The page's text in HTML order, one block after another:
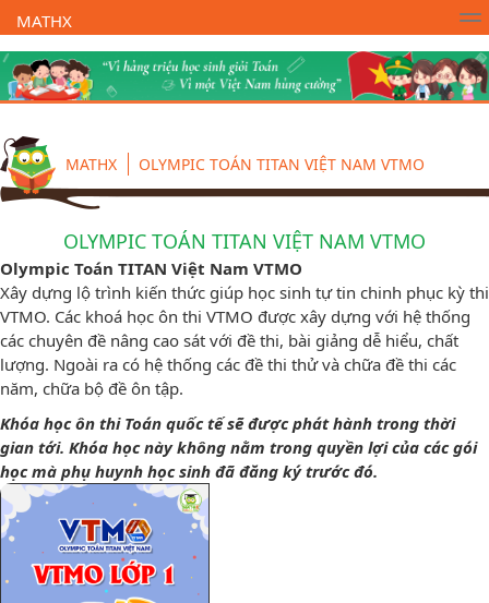
MATHX
Trường Toán Online MATHX Học toán - Lớp 1
MATHX OLYMPIC TOÁN TITAN VIỆT NAM VTMO
OLYMPIC TOÁN TITAN VIỆT NAM VTMO
Olympic Toán TITAN Việt Nam VTMO
Xây dựng lộ trình kiến thức giúp học sinh tự tin chinh phục kỳ thi
VTMO. Các khoá học ôn thi VTMO được xây dựng với hệ thống
các chuyên đề nâng cao sát với đề thi, bài giảng dễ hiểu, chất
lượng. Ngoài ra có hệ thống các đề thi thử và chữa đề thi các
năm, chữa bộ đề ôn tập.
Khóa học ôn thi Toán quốc tế sẽ được phát hành trong thời
gian tới. Khóa học này không nằm trong quyền lợi của các gói
học mà phụ huynh học sinh đã đăng ký trước đó.